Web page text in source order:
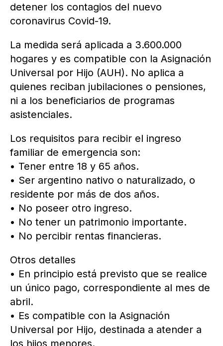
detener los contagios del nuevo
coronavirus Covid-19.
La medida será aplicada a 3.600.000
hogares y es compatible con la Asignación
Universal por Hijo (AUH). No aplica a
quienes reciban jubilaciones o pensiones,
ni a los beneficiarios de programas
asistenciales.
Los requisitos para recibir el ingreso
familiar de emergencia son:
• Tener entre 18 y 65 años.
• Ser argentino nativo o naturalizado, o
residente por más de dos años.
• No poseer otro ingreso.
• No tener un patrimonio importante.
• No percibir rentas financieras.
Otros detalles
• En principio está previsto que se realice
un único pago, correspondiente al mes de
abril.
• Es compatible con la Asignación
Universal por Hijo, destinada a atender a
los hijos menores.